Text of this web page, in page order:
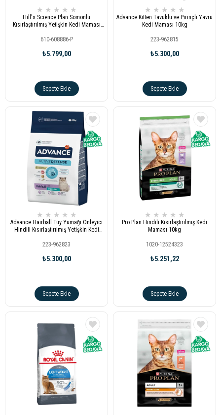
★ ★ ★ ★ ★
Hill's Science Plan Somonlu
Kısırlaştırılmış Yetişkin Kedi Maması
610-608886-P
₺5.799,00
Sepete Ekle
★ ★ ★ ★ ★
Advance Kitten Tavuklu ve Pirinçli Yavru
Kedi Maması 10kg
223-962815
₺5.300,00
Sepete Ekle
★ ★ ★ ★ ★
Advance Hairball Tüy Yumağı Önleyici
Hindili Kısırlaştırılmış Yetişkin Kedi
223-962823
₺5.300,00
Sepete Ekle
★ ★ ★ ★ ★
Pro Plan Hindili Kısırlaştırılmış Kedi
Maması 10kg
1020-12524323
₺5.251,22
Sepete Ekle